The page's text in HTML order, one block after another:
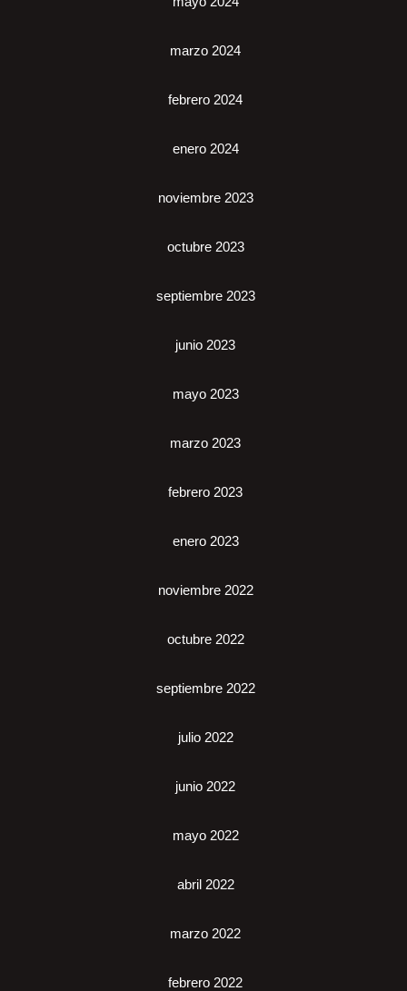
marzo 2024
febrero 2024
enero 2024
noviembre 2023
octubre 2023
septiembre 2023
junio 2023
mayo 2023
marzo 2023
febrero 2023
enero 2023
noviembre 2022
octubre 2022
septiembre 2022
julio 2022
junio 2022
mayo 2022
abril 2022
marzo 2022
febrero 2022